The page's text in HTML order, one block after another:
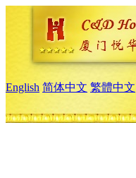
English 简体中文 繁體中文